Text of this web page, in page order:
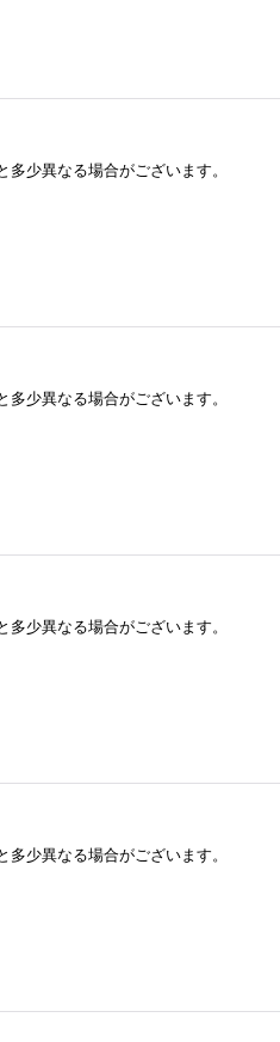
少異なる場合がございます。
少異なる場合がございます。
少異なる場合がございます。
少異なる場合がございます。